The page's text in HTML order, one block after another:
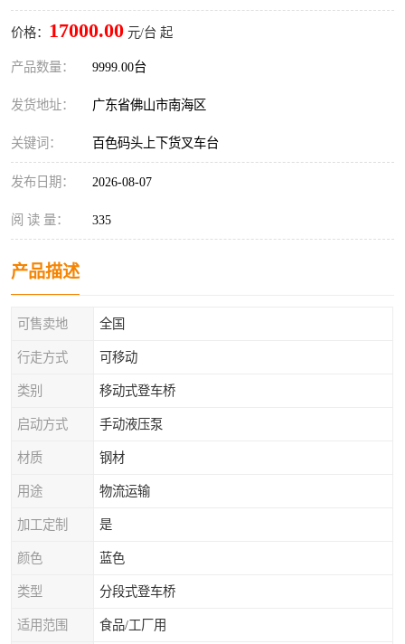
价格： 17000.00 元/台 起
产品数量： 9999.00台
发货地址： 广东省佛山市南海区
关键词： 百色码头上下货叉车台
发布日期： 2026-08-07
阅 读 量： 335
产品描述
可售卖地 全国
行走方式 可移动
类别 移动式登车桥
启动方式 手动液压泵
材质 钢材
用途 物流运输
加工定制 是
颜色 蓝色
类型 分段式登车桥
适用范围 食品/工厂用